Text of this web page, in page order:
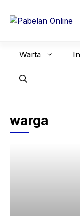
Warta
warga